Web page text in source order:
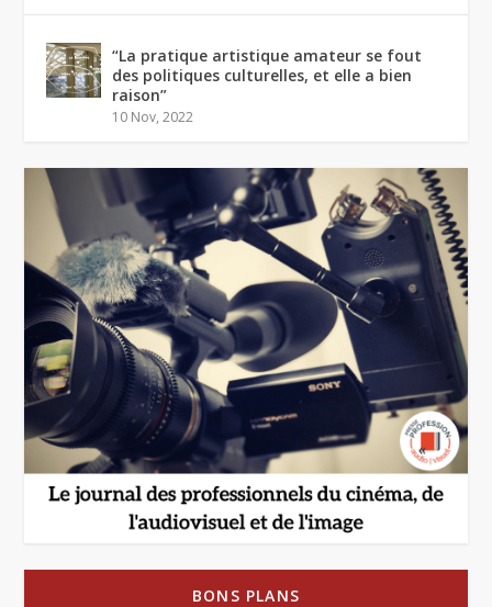
“La pratique artistique amateur se fout
des politiques culturelles, et elle a bien
raison”
10 Nov, 2022
BONS PLANS